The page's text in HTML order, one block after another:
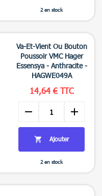
2 en stock
Va-Et-Vient Ou Bouton
Poussoir VMC Hager
Essensya - Anthracite -
HAGWE049A
14,64 € TTC
remove add
 Ajouter
2 en stock